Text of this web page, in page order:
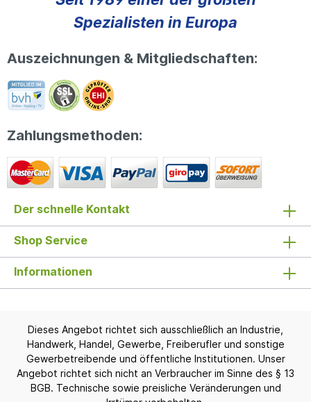
Spezialisten in Europa
Auszeichnungen & Mitgliedschaften:
Zahlungsmethoden:
Der schnelle Kontakt
Shop Service
Informationen
Dieses Angebot richtet sich ausschließlich an Industrie,
Handwerk, Handel, Gewerbe, Freiberufler und sonstige
Gewerbetreibende und öffentliche Institutionen. Unser
Angebot richtet sich nicht an Verbraucher im Sinne des § 13
BGB. Technische sowie preisliche Veränderungen und